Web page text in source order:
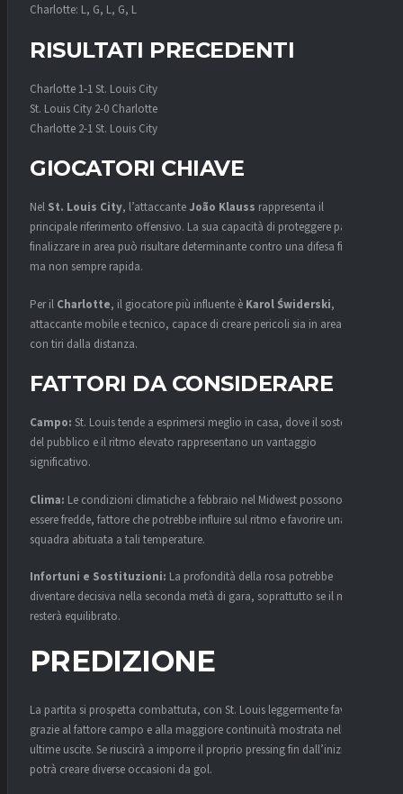
Charlotte: L, G, L, G, L
RISULTATI PRECEDENTI
Charlotte 1-1 St. Louis City
St. Louis City 2-0 Charlotte
Charlotte 2-1 St. Louis City
GIOCATORI CHIAVE
Nel St. Louis City, l’attaccanteJoão Klauss rappresenta il
principale riferimento offensivo. La sua capacità di proteggere palla e
finalizzare in area può risultare determinante contro una difesa fisica
ma non sempre rapida.
Per il Charlotte, il giocatore più influente è Karol Świderski,
attaccante mobile e tecnico, capace di creare pericoli sia in area sia
con tiri dalla distanza.
FATTORI DA CONSIDERARE
Campo: St. Louis tende a esprimersi meglio in casa, dove il sostegno
del pubblico e il ritmo elevato rappresentano un vantaggio
significativo.
Clima: Le condizioni climatiche a febbraio nel Midwest possono
essere fredde, fattore che potrebbe influire sul ritmo e favorire una
squadra abituata a tali temperature.
Infortuni e Sostituzioni: La profondità della rosa potrebbe
diventare decisiva nella seconda metà di gara, soprattutto se il match
resterà equilibrato.
PREDIZIONE
La partita si prospetta combattuta, con St. Louis leggermente favorito
grazie al fattore campo e alla maggiore continuità mostrata nelle
ultime uscite. Se riuscirà a imporre il proprio pressing fin dall’inizio,
potrà creare diverse occasioni da gol.